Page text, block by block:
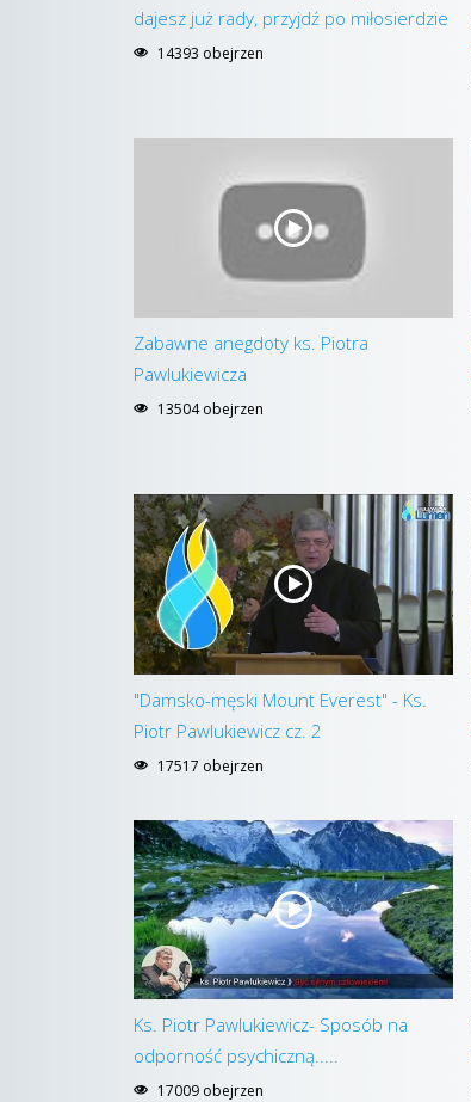
dajesz już rady, przyjdź po miłosierdzie
14393 obejrzen
Zabawne anegdoty ks. Piotra
Pawlukiewicza
13504 obejrzen
"Damsko-męski Mount Everest" - Ks.
Piotr Pawlukiewicz cz. 2
17517 obejrzen
Ks. Piotr Pawlukiewicz- Sposób na
odporność psychiczną.....
17009 obejrzen